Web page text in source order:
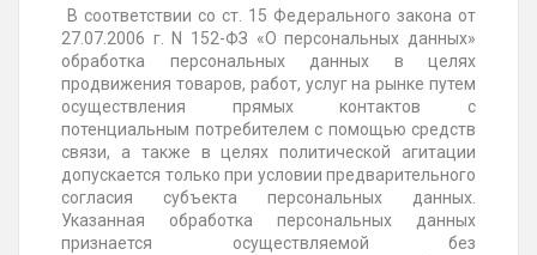
В соответствии со ст. 15 Федерального закона от
27.07.2006 г. N 152-ФЗ «О персональных данных»
обработка персональных данных в целях
продвижения товаров, работ, услуг на рынке путем
осуществления прямых контактов с
потенциальным потребителем с помощью средств
связи, а также в целях политической агитации
допускается только при условии предварительного
согласия субъекта персональных данных.
Указанная обработка персональных данных
признается осуществляемой без